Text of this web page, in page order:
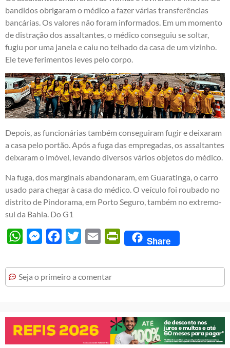
bandidos obrigaram o médico a fazer várias transferências
bancárias. Os valores não foram informados. Em um momento
de distração dos assaltantes, o médico conseguiu se soltar,
fugiu por uma janela e caiu no telhado da casa de um vizinho.
Ele teve ferimentos leves pelo corpo.
Depois, as funcionárias também conseguiram fugir e deixaram
a casa pelo portão. Após a fuga das empregadas, os assaltantes
deixaram o imóvel, levando diversos vários objetos do médico.
Na fuga, dos marginais abandonaram, em Guaratinga, o carro
usado para chegar à casa do médico. O veículo foi roubado no
distrito de Pindorama, em Porto Seguro, também no extremo-
sul da Bahia. Do G1
WhatsAppMessengerFacebook
Twitter Email PrintFriendly
Share
Seja o primeiro a comentar